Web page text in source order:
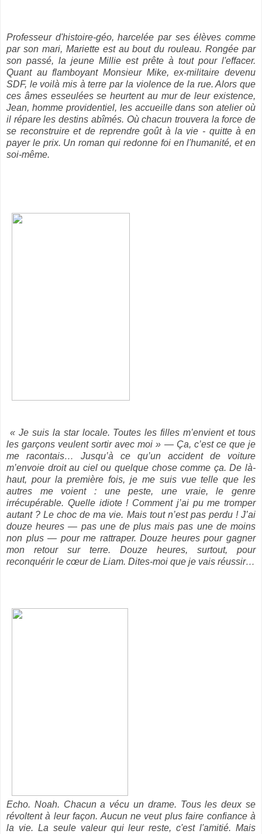
Professeur d'histoire-géo, harcelée par ses élèves comme
par son mari, Mariette est au bout du rouleau. Rongée par
son passé, la jeune Millie est prête à tout pour l'effacer.
Quant au flamboyant Monsieur Mike, ex-militaire devenu
SDF, le voilà mis à terre par la violence de la rue. Alors que
ces âmes esseulées se heurtent au mur de leur existence,
Jean, homme providentiel, les accueille dans son atelier où
il répare les destins abîmés. Où chacun trouvera la force de
se reconstruire et de reprendre goût à la vie - quitte à en
payer le prix. Un roman qui redonne foi en l'humanité, et en
soi-même.
« Je suis la star locale. Toutes les filles m’envient et tous
les garçons veulent sortir avec moi » — Ça, c’est ce que je
me racontais… Jusqu’à ce qu’un accident de voiture
m’envoie droit au ciel ou quelque chose comme ça. De là-
haut, pour la première fois, je me suis vue telle que les
autres me voient : une peste, une vraie, le genre
irrécupérable. Quelle idiote ! Comment j’ai pu me tromper
autant ? Le choc de ma vie. Mais tout n’est pas perdu ! J’ai
douze heures — pas une de plus mais pas une de moins
non plus — pour me rattraper. Douze heures pour gagner
mon retour sur terre. Douze heures, surtout, pour
reconquérir le cœur de Liam. Dites-moi que je vais réussir…
Echo. Noah. Chacun a vécu un drame. Tous les deux se
révoltent à leur façon. Aucun ne veut plus faire confiance à
la vie. La seule valeur qui leur reste, c'est l'amitié. Mais